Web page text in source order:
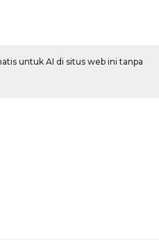
untuk AI di situs web ini tanpa